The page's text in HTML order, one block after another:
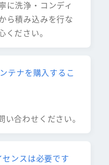
に洗浄・コンディ
ら積み込みを行な
ください。
テナを購入するこ
合わせください。
ンスは必要です